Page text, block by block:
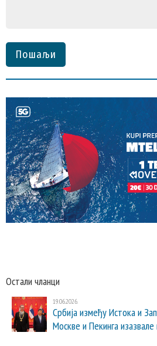
Пошаљи
Остали чланци
19.06.2026.
Србија између Истока и
Москве и Пекинга